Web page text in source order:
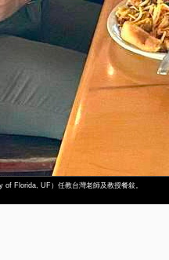
of Florida, UF）任教台灣老師及教授餐敍。